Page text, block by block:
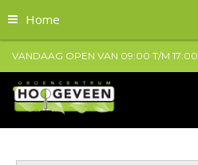
Home
VANDAAG OPEN VAN 09:00 T/M 17:00